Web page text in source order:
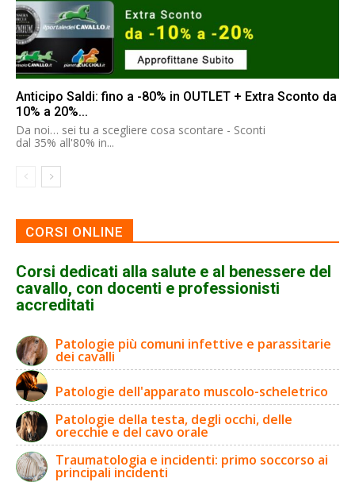
Anticipo Saldi: fino a -80% in OUTLET + Extra Sconto da
10% a 20%...
Da noi… sei tu a scegliere cosa scontare - Sconti
dal 35% all'80% in...
CORSI ONLINE
Corsi dedicati alla salute e al benessere del
cavallo, con docenti e professionisti
accreditati
Patologie più comuni infettive e parassitarie
dei cavalli
Patologie dell'apparato muscolo-scheletrico
Patologie della testa, degli occhi, delle
orecchie e del cavo orale
Traumatologia e incidenti: primo soccorso ai
principali incidenti